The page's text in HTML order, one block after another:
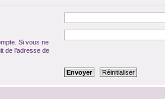
Si vous ne
de l’adresse de